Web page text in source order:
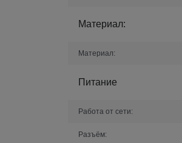
Материал:
Материал:
Питание
Работа от сети:
Разъём: